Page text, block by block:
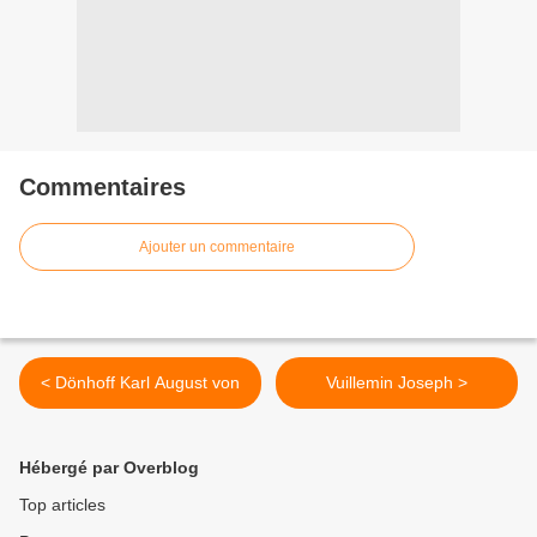
Commentaires
Ajouter un commentaire
< Dönhoff Karl August von Vuillemin Joseph >
Hébergé par Overblog
Top articles